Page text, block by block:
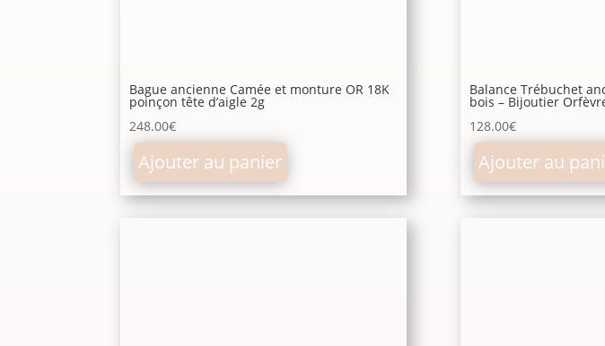
Bague ancienne Camée et monture OR 18K
poinçon tête d’aigle 2g
248.00€
Ajouter au panier
Balance Trébuchet
bois – Bijoutier
128.00€
Ajouter au